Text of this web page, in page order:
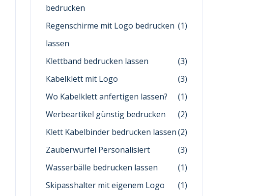
bedrucken
Regenschirme mit Logo bedrucken
lassen
(1)
Klettband bedrucken lassen
(3)
Kabelklett mit Logo
(3)
Wo Kabelklett anfertigen lassen?
(1)
Werbeartikel günstig bedrucken
(2)
Klett Kabelbinder bedrucken lassen(2)
Zauberwürfel Personalisiert
(3)
Wasserbälle bedrucken lassen
(1)
Skipasshalter mit eigenem Logo
(1)